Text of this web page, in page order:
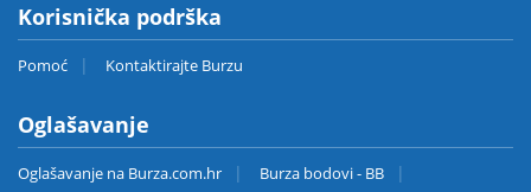
Korisnička podrška
Pomoć Kontaktirajte Burzu
Oglašavanje
Oglašavanje na Burza.com.hr
Burza bodovi - BB